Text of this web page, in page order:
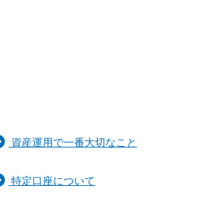
資産運用で一番大切なこと
特定口座について